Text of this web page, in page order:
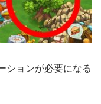
ションが必要になる